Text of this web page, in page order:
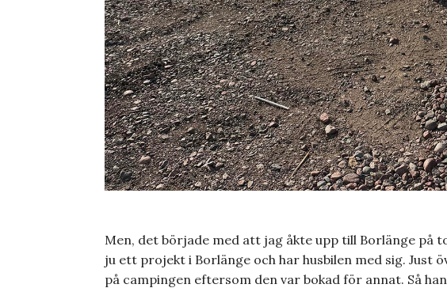
Men, det började med att jag åkte upp till Borlänge på
ju ett projekt i Borlänge och har husbilen med sig. Just
på campingen eftersom den var bokad för annat. Så